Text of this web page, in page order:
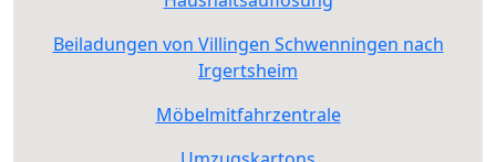
Beiladungen von Villingen Schwenningen nach
Irgertsheim
Möbelmitfahrzentrale